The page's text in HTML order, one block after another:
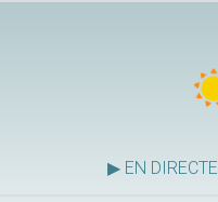
▶ EN DIRECTE